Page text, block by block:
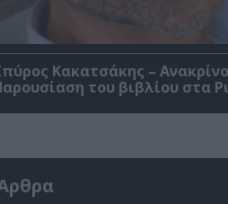
Κακατσάκης –
του βιβλίου στα